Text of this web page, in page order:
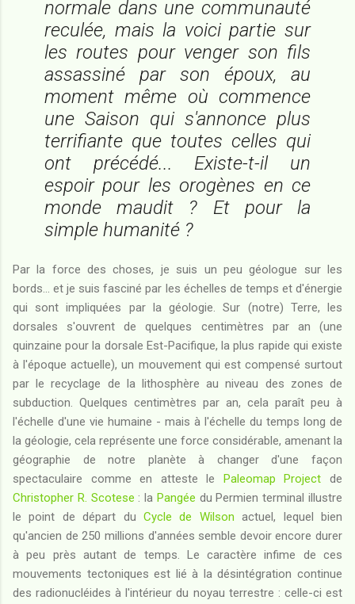
normale dans une communauté
reculée, mais la voici partie sur
les routes pour venger son fils
assassiné par son époux, au
moment même où commence
une Saison qui s'annonce plus
terrifiante que toutes celles qui
ont précédé... Existe-t-il un
espoir pour les orogènes en ce
monde maudit ? Et pour la
simple humanité ?
Par la force des choses, je suis un peu géologue sur les
bords... et je suis fasciné par les échelles de temps et d'énergie
qui sont impliquées par la géologie. Sur (notre) Terre, les
dorsales s'ouvrent de quelques centimètres par an (une
quinzaine pour la dorsale Est-Pacifique, la plus rapide qui existe
à l'époque actuelle), un mouvement qui est compensé surtout
par le recyclage de la lithosphère au niveau des zones de
subduction. Quelques centimètres par an, cela paraît peu à
l'échelle d'une vie humaine - mais à l'échelle du temps long de
la géologie, cela représente une force considérable, amenant la
géographie de notre planète à changer d'une façon
spectaculaire comme en atteste le Paleomap Project de
Christopher R. Scotese : la Pangée du Permien terminal illustre
le point de départ du Cycle de Wilson actuel, lequel bien
qu'ancien de 250 millions d'années semble devoir encore durer
à peu près autant de temps. Le caractère infime de ces
mouvements tectoniques est lié à la désintégration continue
des radionucléides à l'intérieur du noyau terrestre : celle-ci est